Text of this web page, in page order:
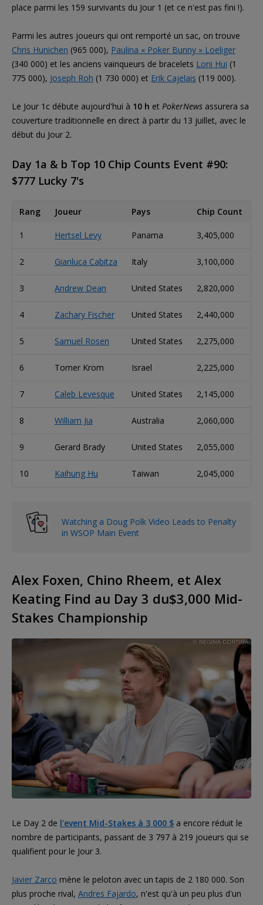
place parmi les 159 survivants du Jour 1 (et ce n'est pas fini !).
Parmi les autres joueurs qui ont remporté un sac, on trouve
Chris Hunichen (965 000), Paulina « Poker Bunny » Loeliger
(340 000) et les anciens vainqueurs de bracelets Loni Hui (1
775 000), Joseph Roh (1 730 000) et Erik Cajelais (119 000).
Le Jour 1c débute aujourd'hui à 10 h et PokerNews assurera sa
couverture traditionnelle en direct à partir du 13 juillet, avec le
début du Jour 2.
Day 1a & b Top 10 Chip Counts Event #90:
$777 Lucky 7's
Rang Joueur Pays Chip Count
1 Hertsel Levy Panama 3,405,000
2 Gianluca Cabitza Italy 3,100,000
3 Andrew Dean United States 2,820,000
4 Zachary Fischer United States 2,440,000
5 Samuel Rosen United States 2,275,000
6 Tomer Krom Israel 2,225,000
7 Caleb Levesque United States 2,145,000
8 William Jia Australia 2,060,000
9 Gerard Brady United States 2,055,000
10 Kaihung Hu Taiwan 2,045,000
Watching a Doug Polk Video Leads to Penalty
in WSOP Main Event
Alex Foxen, Chino Rheem, et Alex
Keating Find au Day 3 du$3,000 Mid-
Stakes Championship
Le Day 2 de l'event Mid-Stakes à 3 000 $ a encore réduit le
nombre de participants, passant de 3 797 à 219 joueurs qui se
qualifient pour le Jour 3.
Javier Zarco mène le peloton avec un tapis de 2 180 000. Son
plus proche rival, Andres Fajardo, n'est qu'à un peu plus d'un